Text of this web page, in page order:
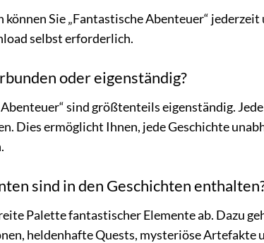
Sie „Fantastische Abenteuer“
selbst erforderlich.
oder eigenständig?
sind größtenteils eigenständig.
Dies ermöglicht Ihnen, jede Geschichte
sind in den Geschichten
Palette fantastischer Elemente ab. Dazu
heldenhafte Quests, mysteriöse